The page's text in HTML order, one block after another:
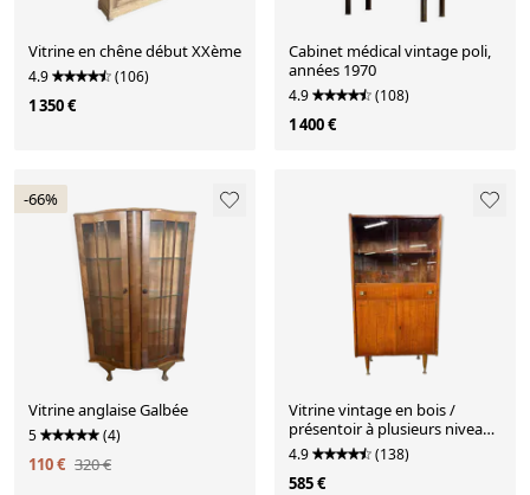
Vitrine en chêne début XXème
4.9 (106)
1 350 €
Cabinet médical vintage poli,
années 1970
4.9 (108)
1 400 €
-66%
Vitrine anglaise Galbée
5 (4)
110 € 320 €
Vitrine vintage en bois /
présentoir à plusieurs niveaux
/ meuble bar
4.9 (138)
585 €